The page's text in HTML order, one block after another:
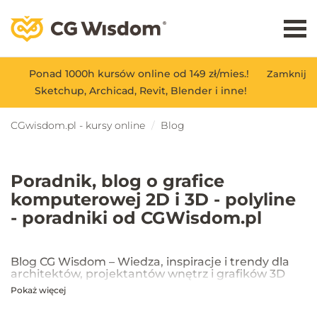
Zamknij
Ponad 1000h kursów online od 149 zł/mies.!
Sketchup, Archicad, Revit, Blender i inne!
CGwisdom.pl - kursy online Blog
Poradnik, blog o grafice
komputerowej 2D i 3D - polyline
- poradniki od CGWisdom.pl
Blog CG Wisdom – Wiedza, inspiracje i trendy dla
architektów, projektantów wnętrz i grafików 3D
Na blogu CG Wisdom znajdziesz praktyczne porady, inspiracje oraz
Pokaż więcej